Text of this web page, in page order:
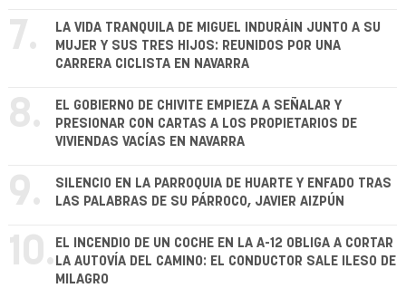
7.
LA VIDA TRANQUILA DE MIGUEL INDURÁIN JUNTO A SU
MUJER Y SUS TRES HIJOS: REUNIDOS POR UNA
CARRERA CICLISTA EN NAVARRA
8.
EL GOBIERNO DE CHIVITE EMPIEZA A SEÑALAR Y
PRESIONAR CON CARTAS A LOS PROPIETARIOS DE
VIVIENDAS VACÍAS EN NAVARRA
9.
SILENCIO EN LA PARROQUIA DE HUARTE Y ENFADO TRAS
LAS PALABRAS DE SU PÁRROCO, JAVIER AIZPÚN
10. EL INCENDIO DE UN COCHE EN LA A-12 OBLIGA A CORTAR
LA AUTOVÍA DEL CAMINO: EL CONDUCTOR SALE ILESO DE
MILAGRO